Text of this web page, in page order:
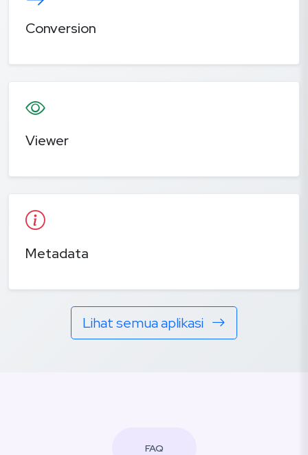
Conversion
Viewer
Metadata
Lihat semua aplikasi
FAQ